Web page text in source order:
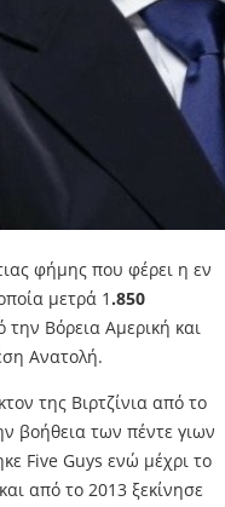
φήμης που φέρει η εν
μετρά 1.850
την Βόρεια Αμερική και
Ανατολή.
της Βιρτζίνια από το
βοήθεια των πέντε γιων
Five Guys ενώ μέχρι το
από το 2013 ξεκίνησε